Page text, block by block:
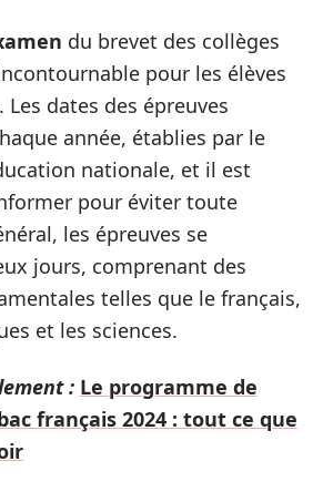
du brevet des collèges
pour les élèves
dates des épreuves
année, établies par le
nationale, et il est
pour éviter toute
les épreuves se
jours, comprenant des
telles que le français,
et les sciences.
: Le programme de
français 2024 : tout ce que